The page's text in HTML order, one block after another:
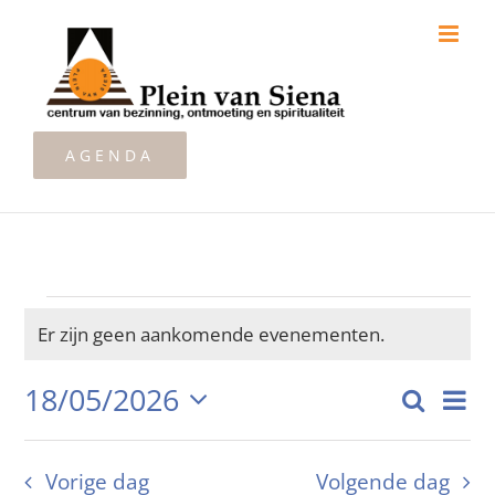
AGENDA
Evenementen
in
Bericht
Er zijn geen aankomende evenementen.
Zoeken
Dag
18/05/2026
Selecteer
eenVorige dag Volgende dag